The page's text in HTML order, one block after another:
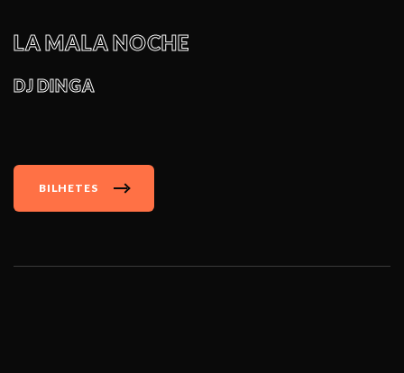
LA MALA NOCHE
DJ DINGA
BILHETES